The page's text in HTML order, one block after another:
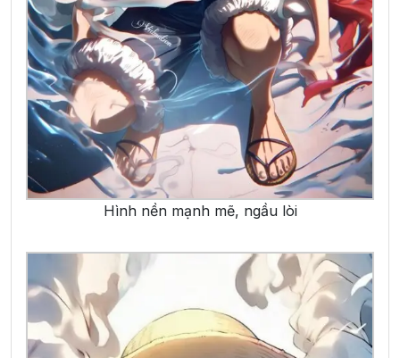
Hình nền mạnh mẽ, ngầu lòi